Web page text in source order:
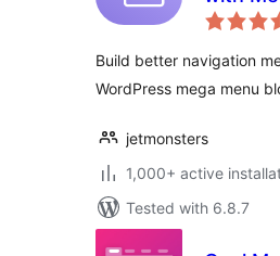
Build better navigation
WordPress mega menu
jetmonsters
1,000+ active
Tested with 6.8.7